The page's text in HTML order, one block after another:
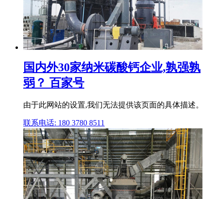
国内外30家纳米碳酸钙企业,孰强孰
弱？ 百家号
由于此网站的设置,我们无法提供该页面的具体描述。
联系电话: 180 3780 8511